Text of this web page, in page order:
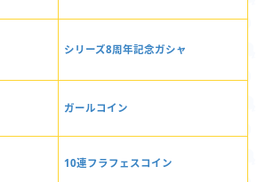
シリーズ8周年記念ガシャ
ガールコイン
10連フラフェスコイン